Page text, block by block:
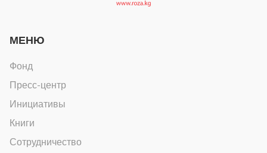
МЕНЮ
Фонд
Пресс-центр
Инициативы
Книги
Сотрудничество